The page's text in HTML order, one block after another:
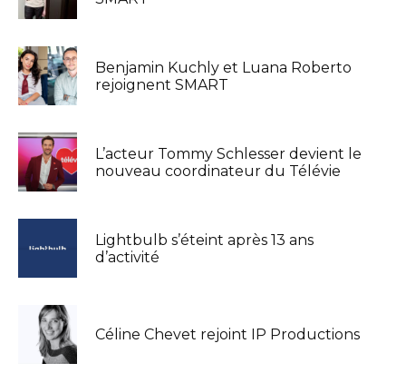
Benjamin Kuchly et Luana Roberto
rejoignent SMART
L’acteur Tommy Schlesser devient le
nouveau coordinateur du Télévie
Lightbulb s’éteint après 13 ans
d’activité
Céline Chevet rejoint IP Productions